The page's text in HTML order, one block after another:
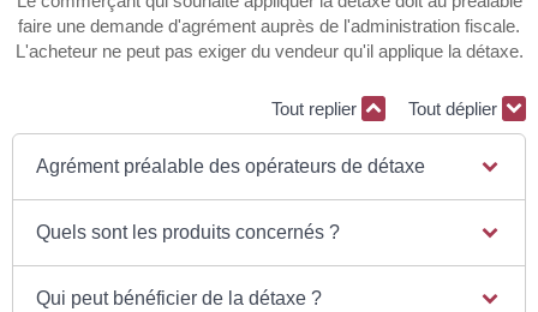
faire une demande d'agrément auprès de l'administration fiscale.
L'acheteur ne peut pas exiger du vendeur qu'il applique la détaxe.
Tout replier Tout déplier
Agrément préalable des opérateurs de détaxe
Quels sont les produits concernés ?
Qui peut bénéficier de la détaxe ?